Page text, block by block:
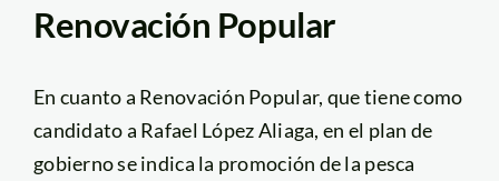
Renovación Popular
En cuanto a Renovación Popular, que tiene como
candidato a Rafael López Aliaga, en el plan de
gobierno se indica la promoción de la pesca